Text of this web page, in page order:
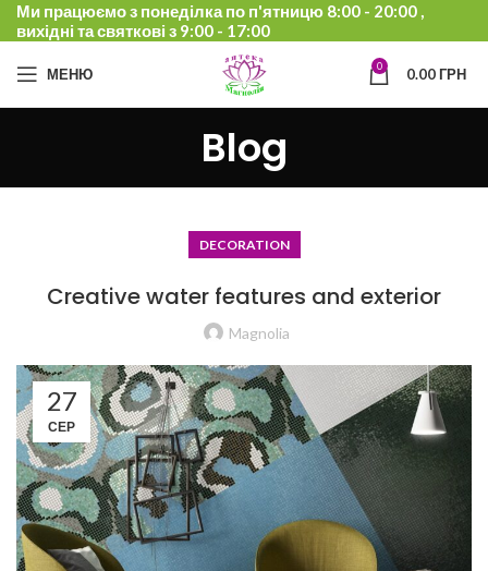
Ми працюємо з понеділка по п'ятницю 8:00 - 20:00 ,
вихідні та святкові з 9:00 - 17:00
МЕНЮ 0 0.00ГРН
Blog
DECORATION
Creative water features and exterior
Magnolia
27
СЕР